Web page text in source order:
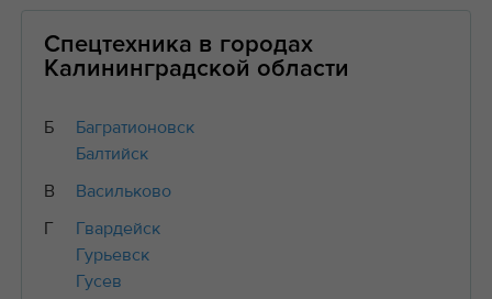
Спецтехника в городах
Калининградской области
Б
Багратионовск
Балтийск
В
Васильково
Г
Гвардейск
Гурьевск
Гусев